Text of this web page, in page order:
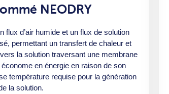
NEODRY
flux d’air humide et un flux de solution
permettant un transfert de chaleur et
la solution traversant une membrane
économe en énergie en raison de son
température requise pour la génération
la solution.